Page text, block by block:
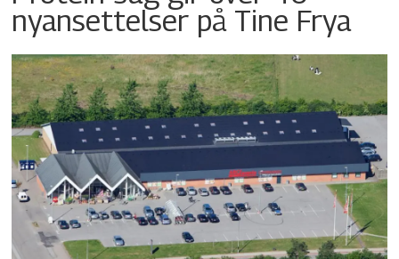
nyansettelser på Tine Frya